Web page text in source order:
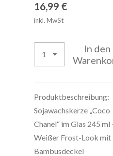
16,99 €
inkl. MwSt
In den
Produktbeschreibung:
Sojawachskerze „Coco
Chanel“ im Glas 245 ml
Weißer Frost-Look mit
Bambusdeckel